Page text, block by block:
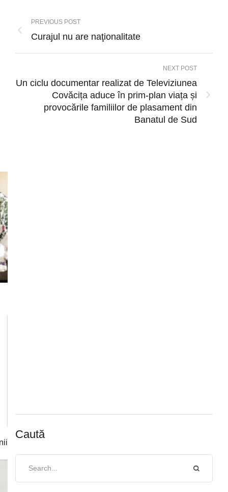
PREVIOUS POST
Curajul nu are naţionalitate
NEXT POST
Un ciclu documentar realizat de Televiziunea
Covăcița aduce în prim-plan viața și
provocările familiilor de plasament din
Banatul de Sud
Caută